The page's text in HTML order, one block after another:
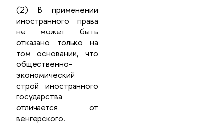
(2) В применении
иностранного права
не может быть
отказано только на
том основании, что
общественно-
экономический
строй иностранного
государства
отличается от
венгерского.